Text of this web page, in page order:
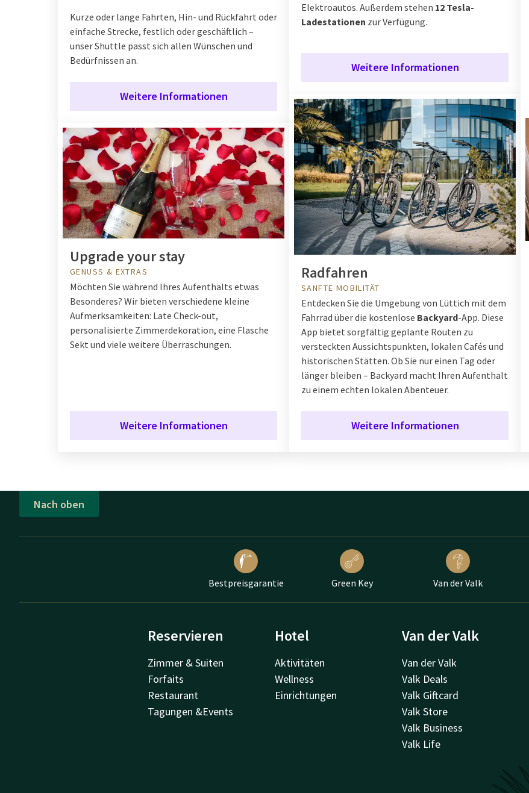
Kurze oder lange Fahrten, Hin- und Rückfahrt oder
einfache Strecke, festlich oder geschäftlich –
unser Shuttle passt sich allen Wünschen und
Bedürfnissen an.
Weitere Informationen
Upgrade your stay
GENUSS & EXTRAS
Möchten Sie während Ihres Aufenthalts etwas
Besonderes? Wir bieten verschiedene kleine
Aufmerksamkeiten: Late Check-out,
personalisierte Zimmerdekoration, eine Flasche
Sekt und viele weitere Überraschungen.
Weitere Informationen
Elektroautos. Außerdem stehen 12 Tesla-
Ladestationen zur Verfügung.
Weitere Informationen
Radfahren
SANFTE MOBILITÄT
Entdecken Sie die Umgebung von Lüttich mit dem
Fahrrad über die kostenlose Backyard-App. Diese
App bietet sorgfältig geplante Routen zu
versteckten Aussichtspunkten, lokalen Cafés und
historischen Stätten. Ob Sie nur einen Tag oder
länger bleiben – Backyard macht Ihren Aufenthalt
zu einem echten lokalen Abenteuer.
Weitere Informationen
Nach oben
Bestpreisgarantie Green Key Van der Valk
Reservieren
Zimmer & Suiten
Forfaits
Restaurant
Tagungen &Events
Hotel
Aktivitäten
Wellness
Einrichtungen
Van der Valk
Van der Valk
Valk Deals
Valk Giftcard
Valk Store
Valk Business
Valk Life